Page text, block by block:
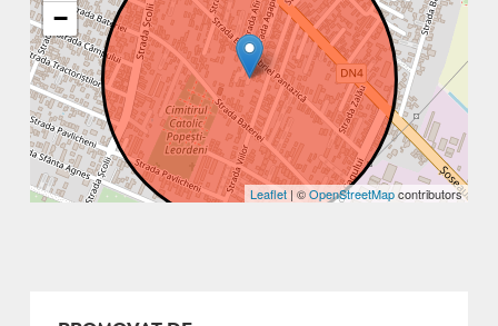
−
Leaflet | ©OpenStreetMapcontributors